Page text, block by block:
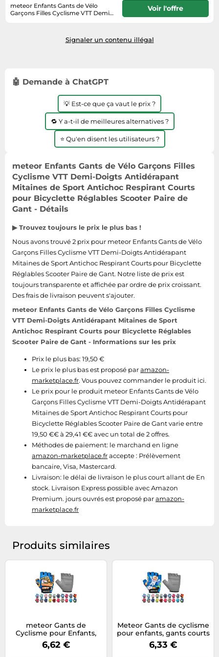
Taille-haies
Textiles de maison
Informatique
Jeux électroniques
Médias
Objectifs photo
Ordinateurs portables
Plaques de cuisson
Robots de cuisine
Réfrigérateurs
Smartphones
Sèche-linge
Tablettes tactiles
Tondeuses cheveux & barbe
Téléphonie
Téléviseurs
Télévision & vidéo
Électroménager
Vélos
Vêtements de sport
meteor Enfants Gants de Vélo
Garçons Filles Cyclisme VTT Demi-
Voir l'offre
Signaler un contenu illégal
🤖 Demande à ChatGPT
💡 Est-ce que ça vaut le prix ?
🔁 Y a-t-il de meilleures alternatives ?
⭐ Qu'en disent les utilisateurs ?
meteor Enfants Gants de Vélo Garçons Filles
Cyclisme VTT Demi-Doigts Antidérapant
Mitaines de Sport Antichoc Respirant Courts
pour Bicyclette Réglables Scooter Paire de
Gant - Détails
▶ Trouvez toujours le prix le plus bas !
Nous avons trouvé 2 prix pour meteor Enfants Gants de Vélo
Garçons Filles Cyclisme VTT Demi-Doigts Antidérapant
Mitaines de Sport Antichoc Respirant Courts pour Bicyclette
Réglables Scooter Paire de Gant. Notre liste de prix est
toujours transparente et affichée par ordre de prix croissant.
Des frais de livraison peuvent s'ajouter.
meteor Enfants Gants de Vélo Garçons Filles Cyclisme
VTT Demi-Doigts Antidérapant Mitaines de Sport
Antichoc Respirant Courts pour Bicyclette Réglables
Scooter Paire de Gant - Informations sur les prix
Prix le plus bas: 19,50 €
Le prix le plus bas est proposé paramazon-
marketplace.fr. Vous pouvez commander le produit ici.
Le prix pour le produit meteor Enfants Gants de Vélo
Garçons Filles Cyclisme VTT Demi-Doigts Antidérapant
Mitaines de Sport Antichoc Respirant Courts pour
Bicyclette Réglables Scooter Paire de Gant varie entre
19,50 €€ à 29,41 €€ avec un total de 2 offres.
Méthodes de paiement: le marchand en ligne
amazon-marketplace.fraccepte : Prélèvement
bancaire, Visa, Mastercard.
Livraison: le délai de livraison le plus court allant de En
stock. Livraison Express possible avec Amazon
Premium. jours ouvrés est proposé paramazon-
marketplace.fr
Produits similaires
meteor Gants de
Cyclisme pour Enfants,
Gants Courts de Type
Mitaines, avec Attache,
6,62 €
Meteor Gants de cyclisme
pour enfants, gants courts
de type mitaines, avec
attache, accessoires de
6,33 €